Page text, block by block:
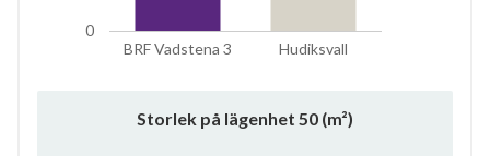
BRF Vadstena 3 Hudiksvall
0
Storlek på lägenhet 50 (m²)